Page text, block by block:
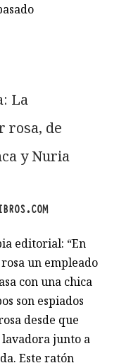
La
rosa, de
y Nuria
editorial: “En
un empleado
con una chica
son espiados
desde que
junto a
Este ratón